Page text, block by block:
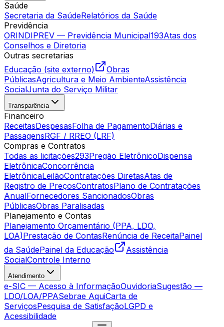
Saúde
Secretaria da SaúdeRelatórios da Saúde
Previdência
ORINDIPREV — Previdência Municipal193Atas dos
Conselhos e Diretoria
Outras secretarias
Educação (site externo)
Obras
PúblicasAgricultura e Meio AmbienteAssistência
SocialJunta do Serviço Militar
Transparência
Financeiro
ReceitasDespesasFolha de PagamentoDiárias e
PassagensRGF / RREO (LRF)
Compras e Contratos
Todas as licitações293Pregão EletrônicoDispensa
EletrônicaConcorrência
EletrônicaLeilãoContratações DiretasAtas de
Registro de PreçosContratosPlano de Contratações
AnualFornecedores SancionadosObras
PúblicasObras Paralisadas
Planejamento e Contas
Planejamento Orçamentário (PPA, LDO,
LOA)Prestação de ContasRenúncia de ReceitaPainel
da SaúdePainel da Educação
Assistência
SocialControle Interno
Atendimento
e-SIC — Acesso à InformaçãoOuvidoriaSugestão —
LDO/LOA/PPASebrae AquiCarta de
ServiçosPesquisa de SatisfaçãoLGPD e
Acessibilidade